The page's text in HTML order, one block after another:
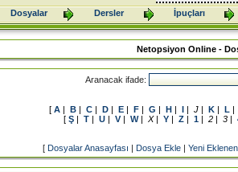
Dosyalar Dersler İpuçları
Netopsiyon Online -
Aranacak ifade:
[ A | B | C | D | E | F | G | H | I | J | K | L |
[ Ş | T | U | V| W| X| Y | Z | 1 | 2 | 3 |
[ Dosyalar Anasayfası | Dosya Ekle | Yeni